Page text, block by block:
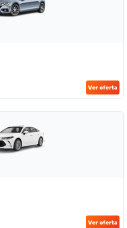
Ver oferta
Ver oferta